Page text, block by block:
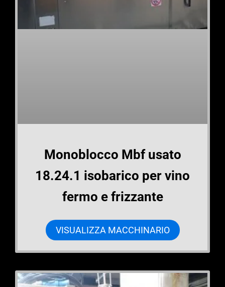
Monoblocco Mbf usato
18.24.1 isobarico per vino
fermo e frizzante
VISUALIZZA MACCHINARIO